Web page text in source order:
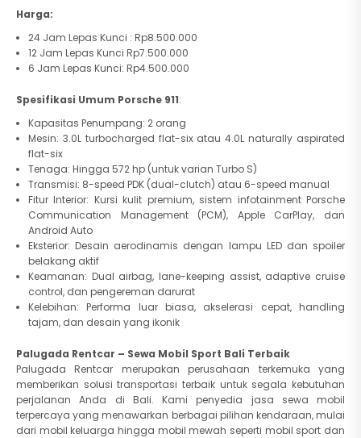
Harga:
24 Jam Lepas Kunci : Rp8.500.000
12 Jam Lepas Kunci Rp7.500.000
6 Jam Lepas Kunci: Rp4.500.000
Spesifikasi Umum Porsche 911:
Kapasitas Penumpang: 2 orang
Mesin: 3.0L turbocharged flat-six atau 4.0L naturally aspirated
flat-six
Tenaga: Hingga 572 hp (untuk varian Turbo S)
Transmisi: 8-speed PDK (dual-clutch) atau 6-speed manual
Fitur Interior: Kursi kulit premium, sistem infotainment Porsche
Communication Management (PCM), Apple CarPlay, dan
Android Auto
Eksterior: Desain aerodinamis dengan lampu LED dan spoiler
belakang aktif
Keamanan: Dual airbag, lane-keeping assist, adaptive cruise
control, dan pengereman darurat
Kelebihan: Performa luar biasa, akselerasi cepat, handling
tajam, dan desain yang ikonik
Palugada Rentcar – Sewa Mobil Sport Bali Terbaik
Palugada Rentcar merupakan perusahaan terkemuka yang
memberikan solusi transportasi terbaik untuk segala kebutuhan
perjalanan Anda di Bali. Kami penyedia jasa sewa mobil
terpercaya yang menawarkan berbagai pilihan kendaraan, mulai
dari mobil keluarga hingga mobil mewah seperti mobil sport dan